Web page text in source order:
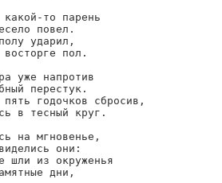
то парень
повел.
ударил,
пол.
уже напротив
перестук.
годочков сбросив,
в тесный круг.
на мгновенье,
они:
шли из окруженья
дни,